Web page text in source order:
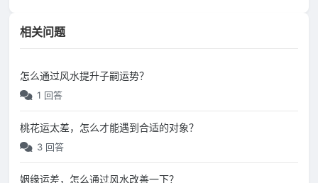
相关问题
怎么通过风水提升子嗣运势？
1 回答
桃花运太差，怎么才能遇到合适的对象？
3 回答
姻缘运差，怎么通过风水改善一下？